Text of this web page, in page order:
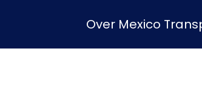
Over Mexico